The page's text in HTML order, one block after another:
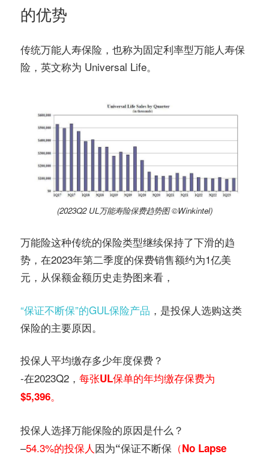
的优势
传统万能人寿保险，也称为固定利率型万能人寿保
险，英文称为 Universal Life。
(2023Q2 UL万能寿险保费趋势图 ©️Winkintel)
万能险这种传统的保险类型继续保持了下滑的趋
势，在2023年第二季度的保费销售额约为1亿美
元，从保额金额历史走势图来看，
“保证不断保”的GUL保险产品 ，是投保人选购这类
保险的主要原因。
投保人平均缴存多少年度保费？
-在2023Q2， 每张UL保单的年均缴存保费为
$5,396。
投保人选择万能保险的原因是什么？
–54.3%的投保人 因为“保证不断保 （No Lapse